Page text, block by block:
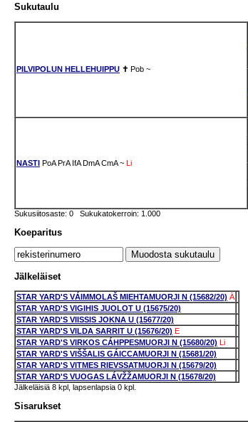
Sukutaulu
PILVIPOLUN HELLEHUIPPU ✝ Pob ~
NASTI PoA PrA IfA DmA CmA ~ Li
Sukusiitosaste: 0 Sukukatokerroin: 1.000
Koeparitus
Jälkeläiset
STAR YARD'S VÁIMMOLAŠ MIEHTAMUORJI N (15682/20) Ä
STAR YARD'S VIGIHIS JUOLOT U (15675/20)
STAR YARD'S VIISSIS JOKNA U (15677/20)
STAR YARD'S VILDA SARRIT U (15676/20) E
STAR YARD'S VIRKOS CÁHPPESMUORJI N (15680/20)
Li
STAR YARD'S VIŠŠALIS GÁICCAMUORJI N (15681/20)
STAR YARD'S VITMES RIEVSSATMUORJI N (15679/20)
STAR YARD'S VUOGAS LÁVŽŽAMUORJI N (15678/20)
Jälkeläisiä 8 kpl, lapsenlapsia 0 kpl.
Sisarukset